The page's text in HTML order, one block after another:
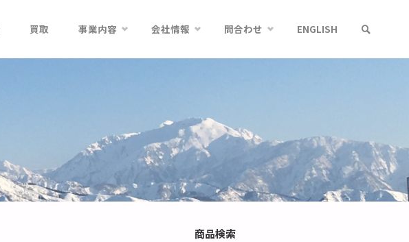
買取 事業内容 会社情報 問合わせ ENGLISH
商品検索